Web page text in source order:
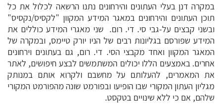
במקרה דנן בעלי העתונים והירחונים נתנו הרשאה לכלול את כל
תוכן העתונים והירחונים במאגר המידע המקוון "לקסיס/נקסיס"
ובשני קבצים על-גבי סי. די. רום. שני מאגרי המידע כוללים את
המידע שפורסם בגליונות רבים של הניו יורק טיימס, ובמקרה של
המאגר המקוון ואחד מקבצי הסי. די. רום, גם בעתונים וירחונים
אחרים. באמצעים הללו יכולים המשתמשים לבצע חיפושים, לאתר
את המאמרים, להעלותם על מחשבם ולקרוא אותם במנותק
מגליון העתון המקורי שבו הופיעו ובפורמט שונה מהפורמט המקורי
שלהם, אם כי ללא שינויים בטקסט.